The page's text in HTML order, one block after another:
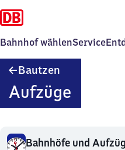
Bahnhof wählenService
Bautzen
Aufzüge
Bahnhöfe und